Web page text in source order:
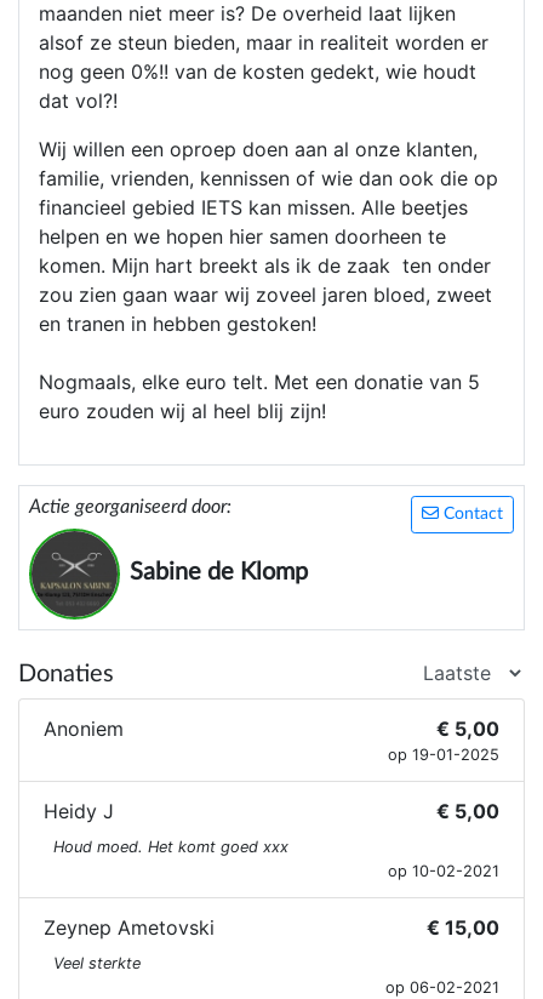
maanden niet meer is? De overheid laat lijken
alsof ze steun bieden, maar in realiteit worden er
nog geen 0%!! van de kosten gedekt, wie houdt
dat vol?!
Wij willen een oproep doen aan al onze klanten,
familie, vrienden, kennissen of wie dan ook die op
financieel gebied IETS kan missen. Alle beetjes
helpen en we hopen hier samen doorheen te
komen. Mijn hart breekt als ik de zaak ten onder
zou zien gaan waar wij zoveel jaren bloed, zweet
en tranen in hebben gestoken!
Nogmaals, elke euro telt. Met een donatie van 5
euro zouden wij al heel blij zijn!
Contact
Actie georganiseerd door:
Sabine de Klomp
Donaties
Anoniem € 5,00
op 19-01-2025
Heidy J € 5,00
Houd moed. Het komt goed xxx
op 10-02-2021
Zeynep Ametovski € 15,00
Veel sterkte
op 06-02-2021